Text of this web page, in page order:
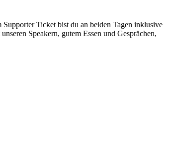
Ticket bist du an beiden Tagen inklusive
Speakern, gutem Essen und Gesprächen,